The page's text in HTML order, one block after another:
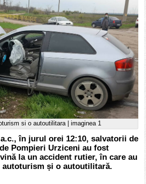
si o autoutilitara | imaginea 1
în jurul orei 12:10, salvatorii de
Pompieri Urziceni au fost
la un accident rutier, în care au
și o autoutilitară.